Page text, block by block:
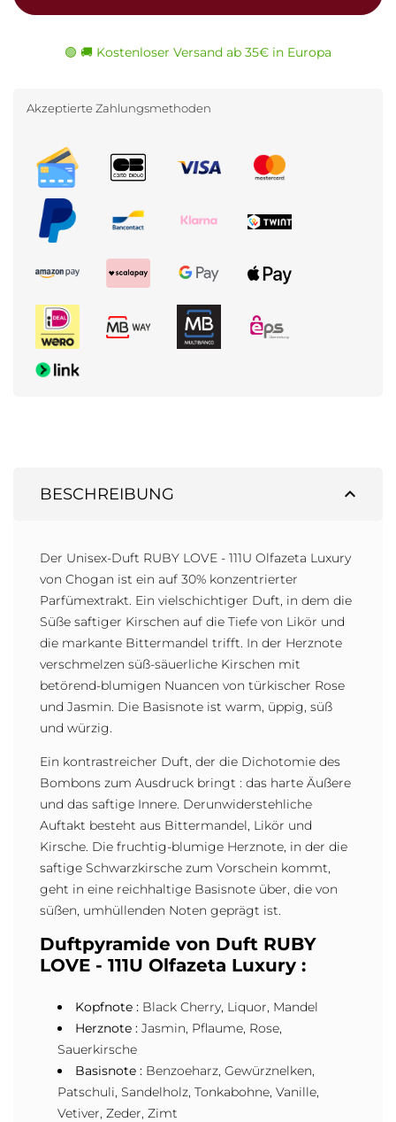
🟢 🚚 Kostenloser Versand ab 35€ in Europa
Akzeptierte Zahlungsmethoden
expand_less
BESCHREIBUNG
Der Unisex-Duft RUBY LOVE - 111U Olfazeta Luxury
von Chogan ist ein auf 30% konzentrierter
Parfümextrakt. Ein vielschichtiger Duft, in dem die
Süße saftiger Kirschen auf die Tiefe von Likör und
die markante Bittermandel trifft. In der Herznote
verschmelzen süß-säuerliche Kirschen mit
betörend-blumigen Nuancen von türkischer Rose
und Jasmin. Die Basisnote ist warm, üppig, süß
und würzig.
Ein kontrastreicher Duft, der die Dichotomie des
Bombons zum Ausdruck bringt : das harte Äußere
und das saftige Innere. Derunwiderstehliche
Auftakt besteht aus Bittermandel, Likör und
Kirsche. Die fruchtig-blumige Herznote, in der die
saftige Schwarzkirsche zum Vorschein kommt,
geht in eine reichhaltige Basisnote über, die von
süßen, umhüllenden Noten geprägt ist.
Duftpyramide von Duft RUBY
LOVE - 111U Olfazeta Luxury :
Kopfnote : Black Cherry, Liquor, Mandel
Herznote : Jasmin, Pflaume, Rose,
Sauerkirsche
Basisnote : Benzoeharz, Gewürznelken,
Patschuli, Sandelholz, Tonkabohne, Vanille,
Vetiver, Zeder, Zimt